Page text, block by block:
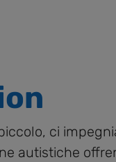
ci
autistiche